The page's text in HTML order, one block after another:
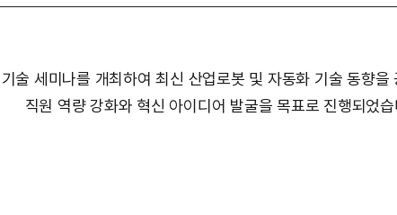
술 세미나를 개최하여 최신 산업로봇 및 자동화 기술 동향을
직원 역량 강화와 혁신 아이디어 발굴을 목표로 진행되었습